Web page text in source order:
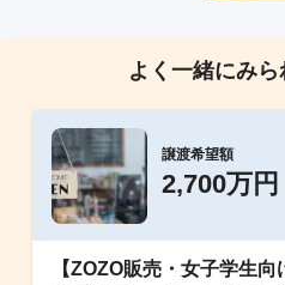
よく一緒にみ
譲渡希望額
2,700万円
【ZOZO販売・女子学生向